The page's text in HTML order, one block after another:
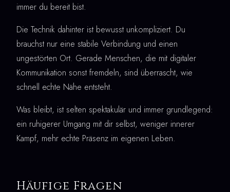
immer du bereit bist.
Die Technik dahinter ist bewusst unkompliziert. Du
brauchst nur eine stabile Verbindung und einen
ungestörten Ort. Gerade Menschen, die mit digitaler
Kommunikation sonst fremdeln, sind überrascht, wie
schnell echte Nähe entsteht.
Was bleibt, ist selten spektakulär und immer grundlegend:
ein ruhigerer Umgang mit dir selbst, weniger innerer
Kampf, mehr echte Präsenz im eigenen Leben.
Häufige Fragen